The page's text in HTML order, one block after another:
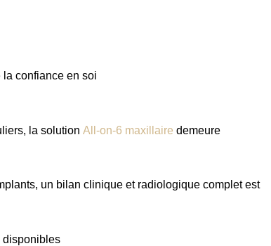
la confiance en soi
la solution All-on-6 maxillaire demeure
un bilan clinique et radiologique complet est
disponibles